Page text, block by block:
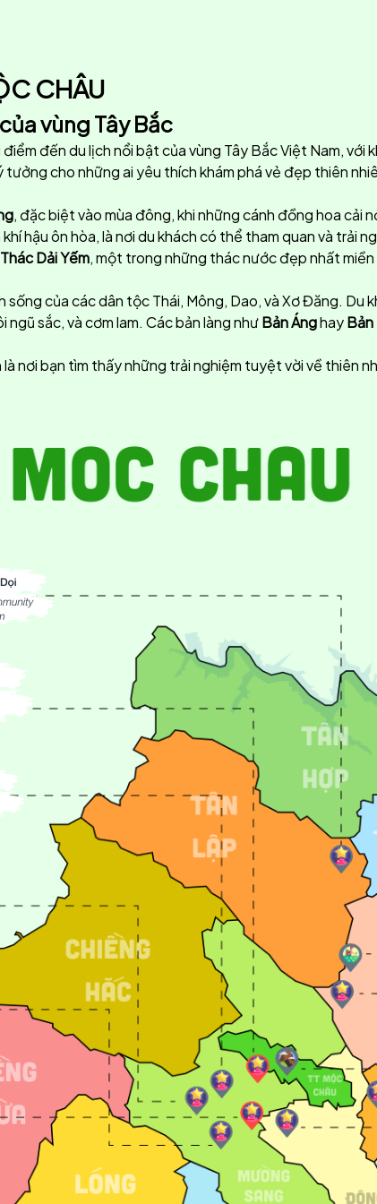
CHÂU
vùng Tây Bắc
đến du lịch nổi bật của vùng Tây Bắc Việt Nam, với
cho những ai yêu thích khám phá vẻ đẹp thiên
, đặc biệt vào mùa đông, khi những cánh đồng hoa
hậu ôn hòa, là nơi du khách có thể tham quan và trải
Thác Dải Yếm, một trong những thác nước đẹp nhất miền
sống của các dân tộc Thái, Mông, Dao, và Xơ Đăng.
sắc, và cơm lam. Các bản làng nhưBản ÁnghayBản
nơi bạn tìm thấy những trải nghiệm tuyệt vời về thiên